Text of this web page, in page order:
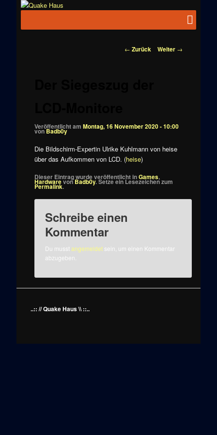
News zu
Beitragsnavigation
← Zurück Weiter →
Veröffentlicht am Montag, 16 November 2020 - 10:00
vonBadb0y
Die Bildschirm-Expertin Ulrike Kuhlmann von heise
über das Aufkommen von LCD. (heise)
Dieser Eintrag wurde veröffentlicht inGames,
HardwarevonBadb0y. Setze ein Lesezeichen zum
Permalink.
Schreibe einen
Kommentar
Du musstangemeldetsein, um einen Kommentar
abzugeben.
..:: // Quake Haus \\ ::..